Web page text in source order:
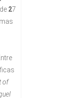
27
of